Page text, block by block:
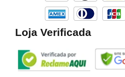
Loja Verificada